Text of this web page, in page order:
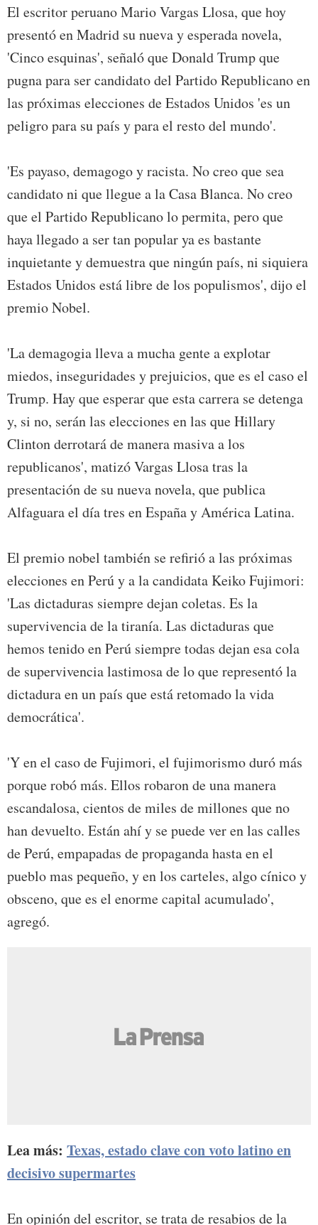
El escritor peruano Mario Vargas Llosa, que hoy
presentó en Madrid su nueva y esperada novela,
'Cinco esquinas', señaló que Donald Trump que
pugna para ser candidato del Partido Republicano en
las próximas elecciones de Estados Unidos 'es un
peligro para su país y para el resto del mundo'.
'Es payaso, demagogo y racista. No creo que sea
candidato ni que llegue a la Casa Blanca. No creo
que el Partido Republicano lo permita, pero que
haya llegado a ser tan popular ya es bastante
inquietante y demuestra que ningún país, ni siquiera
Estados Unidos está libre de los populismos', dijo el
premio Nobel.
'La demagogia lleva a mucha gente a explotar
miedos, inseguridades y prejuicios, que es el caso el
Trump. Hay que esperar que esta carrera se detenga
y, si no, serán las elecciones en las que Hillary
Clinton derrotará de manera masiva a los
republicanos', matizó Vargas Llosa tras la
presentación de su nueva novela, que publica
Alfaguara el día tres en España y América Latina.
El premio nobel también se refirió a las próximas
elecciones en Perú y a la candidata Keiko Fujimori:
'Las dictaduras siempre dejan coletas. Es la
supervivencia de la tiranía. Las dictaduras que
hemos tenido en Perú siempre todas dejan esa cola
de supervivencia lastimosa de lo que representó la
dictadura en un país que está retomado la vida
democrática'.
'Y en el caso de Fujimori, el fujimorismo duró más
porque robó más. Ellos robaron de una manera
escandalosa, cientos de miles de millones que no
han devuelto. Están ahí y se puede ver en las calles
de Perú, empapadas de propaganda hasta en el
pueblo mas pequeño, y en los carteles, algo cínico y
obsceno, que es el enorme capital acumulado',
agregó.
Lea más: Texas, estado clave con voto latino en
decisivo supermartes
En opinión del escritor, se trata de resabios de la